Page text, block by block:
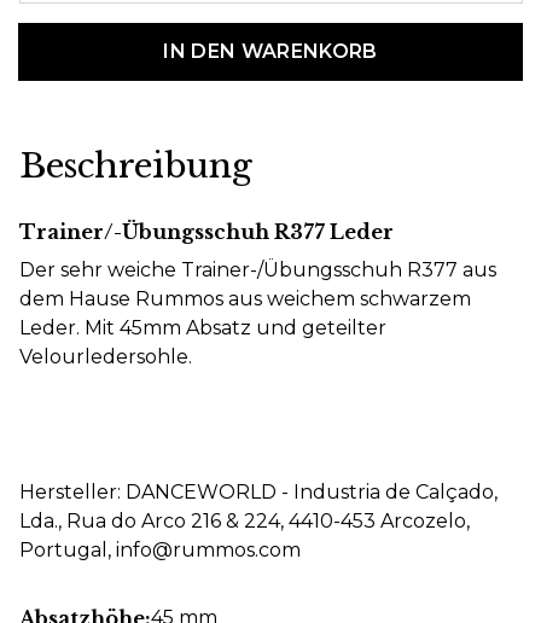
IN DEN WARENKORB
Beschreibung
Trainer/-Übungsschuh R377 Leder
Der sehr weiche Trainer-/Übungsschuh R377 aus
dem Hause Rummos aus weichem schwarzem
Leder. Mit 45mm Absatz und geteilter
Velourledersohle.
Hersteller: DANCEWORLD - Industria de Calçado,
Lda., Rua do Arco 216 & 224, 4410-453 Arcozelo,
Portugal, info@rummos.com
Absatzhöhe:45 mm